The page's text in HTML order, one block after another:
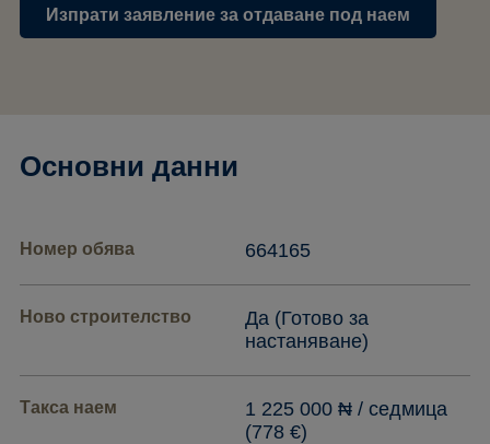
Изпрати заявление за отдаване под наем
Основни данни
Номер обява 664165
Ново строителство
Да (Готово за
настаняване)
Такса наем
1 225 000 ₦ / седмица
(778 €)